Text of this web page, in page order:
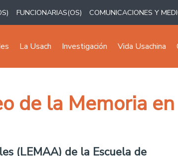
FUNCIONARIAS(OS) COMUNICACIONES Y
La Usach Investigación Vida Usachina
de la Memoria en
(LEMAA) de la Escuela de